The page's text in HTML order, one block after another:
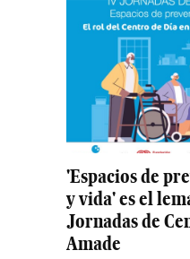
'Espacios de
y vida' es el
Jornadas de
Amade